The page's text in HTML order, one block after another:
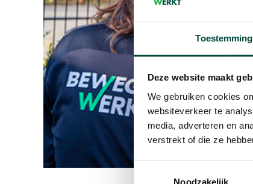
Toestemming
Deze website maakt
We gebruiken cookies
websiteverkeer te
media, adverteren en
verstrekt of die ze
Toestemmingsselectie
Noodzakelijk